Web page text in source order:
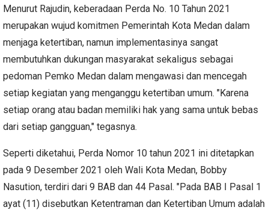
Menurut Rajudin, keberadaan Perda No. 10 Tahun 2021
merupakan wujud komitmen Pemerintah Kota Medan dalam
menjaga ketertiban, namun implementasinya sangat
membutuhkan dukungan masyarakat sekaligus sebagai
pedoman Pemko Medan dalam mengawasi dan mencegah
setiap kegiatan yang menganggu ketertiban umum. "Karena
setiap orang atau badan memiliki hak yang sama untuk bebas
dari setiap gangguan," tegasnya.
Seperti diketahui, Perda Nomor 10 tahun 2021 ini ditetapkan
pada 9 Desember 2021 oleh Wali Kota Medan, Bobby
Nasution, terdiri dari 9 BAB dan 44 Pasal. "Pada BAB I Pasal 1
ayat (11) disebutkan Ketentraman dan Ketertiban Umum adalah